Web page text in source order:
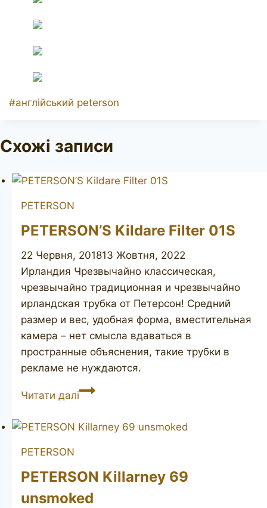
Позначки
#англійський peterson
Схожі записи
PETERSON
PETERSON’S Kildare Filter 01S
22 Червня, 201813 Жовтня, 2022
Ирландия Чрезвычайно классическая,
чрезвычайно традиционная и чрезвычайно
ирландская трубка от Петерсон! Средний
размер и вес, удобная форма, вместительная
камера – нет смысла вдаваться в
пространные объяснения, такие трубки в
рекламе не нуждаются.
Читати даліPETERSON’S
Filter
PETERSON
PETERSON Killarney 69
unsmoked